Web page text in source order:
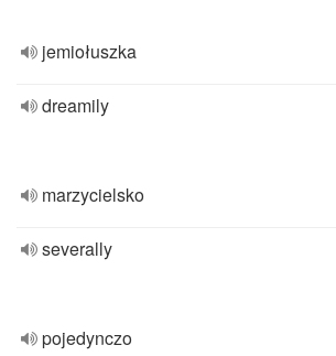
jemiołuszka
dreamily
marzycielsko
severally
pojedynczo